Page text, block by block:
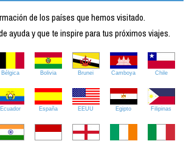
de los países que hemos visitado.
ayuda y que te inspire para tus próximos viajes.
Bélgica Bolivia Brunei Camboya Chile
Ecuador España EEUU Egipto Filipinas